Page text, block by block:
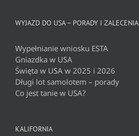
WYJAZD DO USA – PORADY I ZALECENIA
Wypełnianie wniosku ESTA
Gniazdka w USA
Święta w USA w 2025 i 2026
Długi lot samolotem – porady
Co jest tanie w USA?
KALIFORNIA